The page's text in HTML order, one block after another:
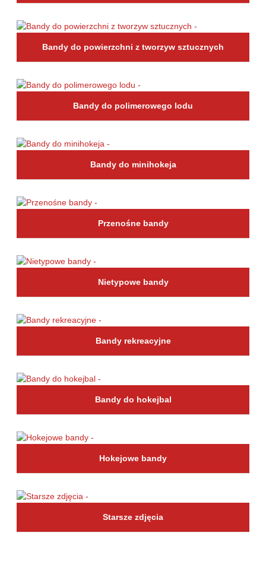
Bandy do powierzchni z tworzyw sztucznych
Bandy do polimerowego lodu
Bandy do minihokeja
Przenośne bandy
Nietypowe bandy
Bandy rekreacyjne
Bandy do hokejbal
Hokejowe bandy
Starsze zdjęcia